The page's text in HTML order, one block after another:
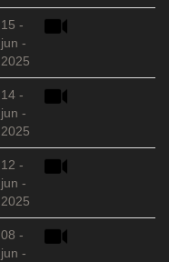
15 -
jun -
2025
14 -
jun -
2025
12 -
jun -
2025
08 -
jun -